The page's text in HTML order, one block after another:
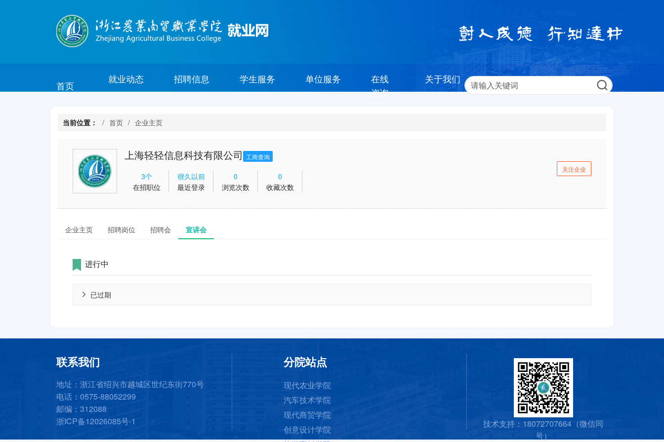
首页
就业动态 招聘信息 学生服务 单位服务
在线
咨询
关于我们
当前位置： 首页 企业主页
上海轻轻信息科技有限公司 工商查询
3个
在招职位
很久以前
最近登录
0
浏览次数
0
收藏次数
关注企业
企业主页 招聘岗位 招聘会 宣讲会
进行中
已过期
联系我们
地址：浙江省绍兴市越城区世纪东街770号
电话：0575-88052299
邮编：312088
浙ICP备12026085号-1
分院站点
现代农业学院
汽车技术学院
现代商贸学院
创意设计学院
技术支持：18072707664（微信同
号）